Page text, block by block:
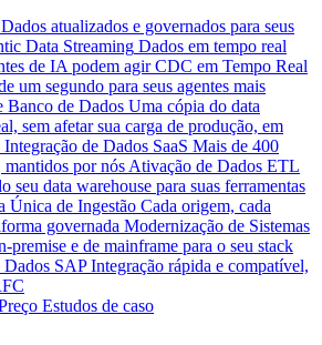
Dados atualizados e governados para seus
Data Streaming Dados em tempo real
de IA podem agir CDC em Tempo Real
um segundo para seus agentes mais
Banco de Dados Uma cópia do data
sem afetar sua carga de produção, em
Integração de Dados SaaS Mais de 400
mantidos por nós Ativação de Dados ETL
seu data warehouse para suas ferramentas
Única de Ingestão Cada origem, cada
governada Modernização de Sistemas
premise e de mainframe para o seu stack
Dados SAP Integração rápida e compatível,
Estudos de caso